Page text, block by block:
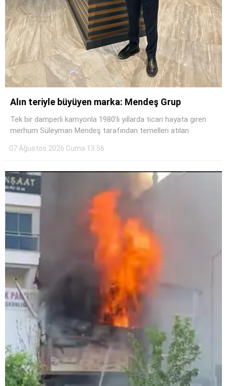
Instagram
Youtube
Alın teriyle büyüyen marka: Mendeş Grup
Tek bir damperli kamyonla 1980’li yıllarda ticari hayata giren
merhum Süleyman Mendeş tarafından temelleri atılan
07 Ağustos 2026 Cuma 13:56